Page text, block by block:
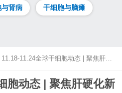
肾病 干细胞与脑瘫
11.18-11.24全球干细胞动态 | 聚焦肝硬化新疗法、院士当选与视力恢复新进展
胞动态 | 聚焦肝硬化新